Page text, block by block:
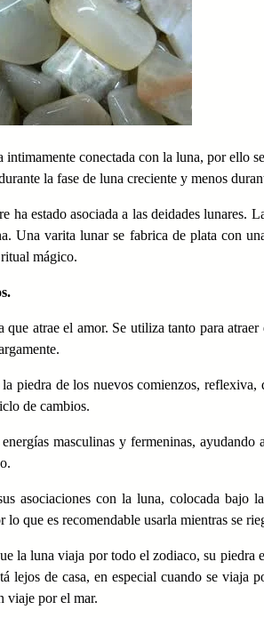
intimamente conectada con la luna, por ello
la fase de luna creciente y menos
ha estado asociada a las deidades lunares.
Una varita lunar se fabrica de plata con
mágico.
que atrae el amor. Se utiliza tanto para
la piedra de los nuevos comienzos,
de cambios.
masculinas y fermeninas,
asociaciones con la luna, colocada bajo
lo que es recomendable usarla mientras se
la luna viaja por todo el zodiaco, su piedra
lejos de casa, en especial cuando se viaja
viaje por el mar.